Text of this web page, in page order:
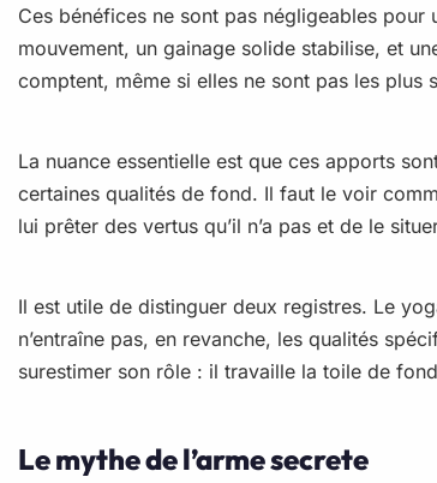
Ces bénéfices ne sont pas négligeables
mouvement, un gainage solide stabilise, et
comptent, même si elles ne sont pas les
La nuance essentielle est que ces apports
certaines qualités de fond. Il faut le voir
lui prêter des vertus qu’il n’a pas et de le
Il est utile de distinguer deux registres. Le
n’entraîne pas, en revanche, les qualités
surestimer son rôle : il travaille la toile de
Le mythe de l’arme secrete